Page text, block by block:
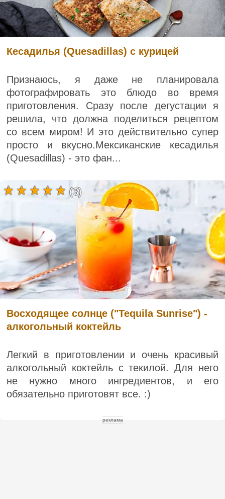
Кесадилья (Quesadillas) с курицей
Признаюсь, я даже не планировала
фотографировать это блюдо во время
приготовления. Сразу после дегустации я
решила, что должна поделиться рецептом
со всем миром! И это действительно супер
просто и вкусно.Мексиканские кесадилья
(Quesadillas) - это фан...
Восходящее солнце ("Tequila Sunrise") -
алкогольный коктейль
Легкий в приготовлении и очень красивый
алкогольный коктейль с текилой. Для него
не нужно много ингредиентов, и его
обязательно приготовят все. :)
(3)
реклама